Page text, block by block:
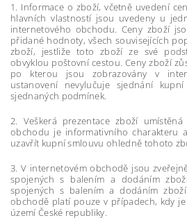
1. Informace o zboží, včetně uvedení
hlavních vlastností jsou uvedeny u
internetového obchodu. Ceny zboží
přidané hodnoty, všech souvisejících
zboží, jestliže toto zboží ze své
obvyklou poštovní cestou. Ceny zboží
po kterou jsou zobrazovány v
ustanovení nevylučuje sjednání
sjednaných podmínek.
2. Veškerá prezentace zboží
obchodu je informativního charakteru
uzavřít kupní smlouvu ohledně tohoto
3. V internetovém obchodě jsou
spojených s balením a dodáním
spojených s balením a dodáním
obchodě platí pouze v případech, kdy
území České republiky.